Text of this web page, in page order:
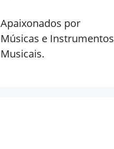
Apaixonados por
Músicas e Instrumentos
Musicais.